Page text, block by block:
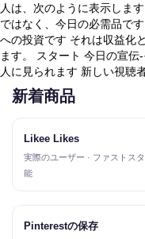
人は、次のように表示しま
ではなく、今日の必需品で
への投資です それは収益化
ます。 スタート 今日の宣
人に見られます 新しい視聴者
新着商品
Likee Likes
実際のユーザー · ファストス
能
Pinterestの保存